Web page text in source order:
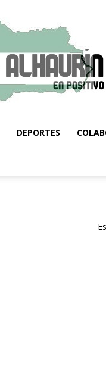
DEPORTES